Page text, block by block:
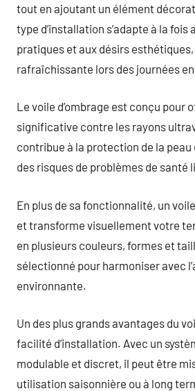
tout en ajoutant un élément
type d’installation s’adapte à la fois
pratiques et aux désirs
rafraîchissante lors des journées
Le voile d’ombrage est conçu pour
significative contre les rayons
contribue à la protection de la
des risques de problèmes de santé
En plus de sa fonctionnalité, un
et transforme visuellement votre
en plusieurs couleurs, formes et
sélectionné pour harmoniser avec
environnante.
Un des plus grands avantages du
facilité d’installation. Avec un
modulable et discret, il peut être
utilisation saisonnière ou à long